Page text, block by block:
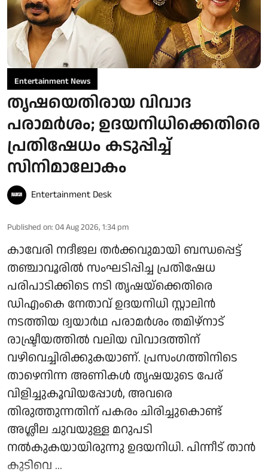
Entertainment News
തൃഷയെതിരായ വിവാദ
പരാമർശം; ഉദയനിധിക്കെതിരെ
പ്രതിഷേധം കടുപ്പിച്ച്
സിനിമാലോകം
Entertainment Desk
Published on: 04 Aug 2026, 1:34 pm
കാവേരി നദീജല തർക്കവുമായി ബന്ധപ്പെട്ട്
തഞ്ചാവൂരിൽ സംഘടിപ്പിച്ച പ്രതിഷേധ
പരിപാടിക്കിടെ നടി തൃഷയ്‌ക്കെതിരെ
ഡിഎംകെ നേതാവ് ഉദയനിധി സ്റ്റാലിൻ
നടത്തിയ ദ്വയാർഥ പരാമർശം തമിഴ്‌നാട്
രാഷ്ട്രീയത്തിൽ വലിയ വിവാദത്തിന്
വഴിവെച്ചിരിക്കുകയാണ്. പ്രസംഗത്തിനിടെ
താഴെനിന്ന അണികൾ തൃഷയുടെ പേര്
വിളിച്ചുകൂവിയപ്പോൾ, അവരെ
തിരുത്തുന്നതിന് പകരം ചിരിച്ചുകൊണ്ട്
അശ്ലീല ചുവയുള്ള മറുപടി
നൽകുകയായിരുന്നു ഉദയനിധി. പിന്നീട് താൻ
കുടിവെ ...